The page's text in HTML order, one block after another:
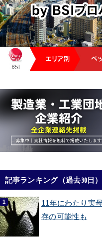
記事ランキング（過去30日）
11年にわたり実
存の可能性も